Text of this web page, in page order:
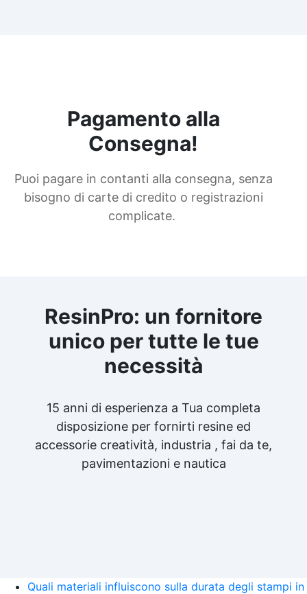
Pagamento alla
Consegna!
Puoi pagare in contanti alla consegna, senza
bisogno di carte di credito o registrazioni
complicate.
ResinPro: un fornitore
unico per tutte le tue
necessità
15 anni di esperienza a Tua completa
disposizione per fornirti resine ed
accessorie creatività, industria , fai da te,
pavimentazioni e nautica
Quali materiali influiscono sulla durata degli stampi in